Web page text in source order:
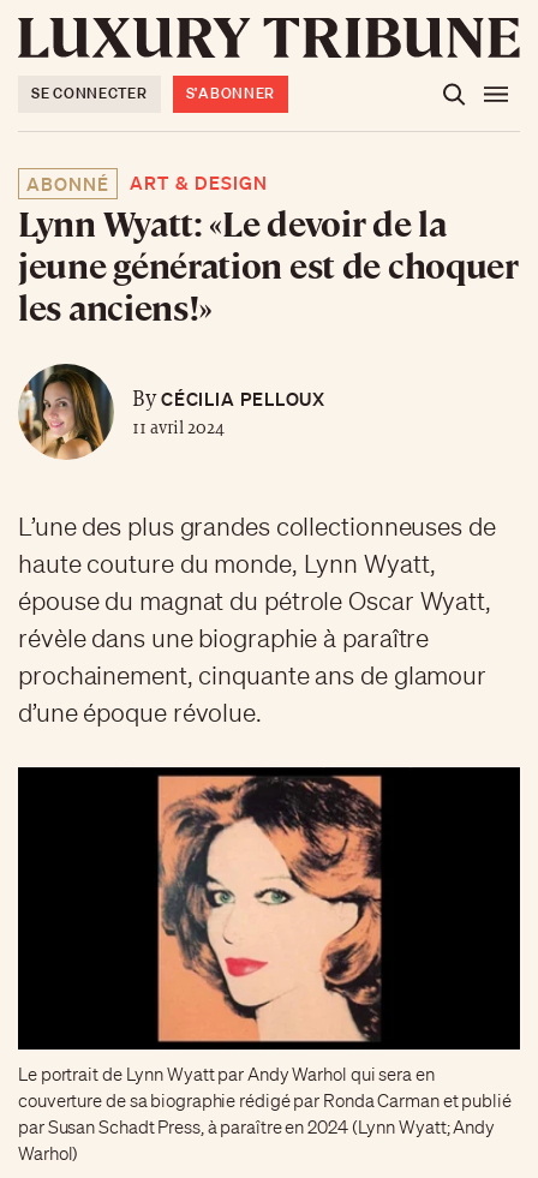
SE CONNECTER S'ABONNER
ABONNÉ ART & DESIGN
Lynn Wyatt: «Le devoir de la
jeune génération est de choquer
les anciens!»
ByCÉCILIA PELLOUX
11 avril 2024
L’une des plus grandes collectionneuses de
haute couture du monde, Lynn Wyatt,
épouse du magnat du pétrole Oscar Wyatt,
révèle dans une biographie à paraître
prochainement, cinquante ans de glamour
d’une époque révolue.
Le portrait de Lynn Wyatt par Andy Warhol qui sera en
couverture de sa biographie rédigé par Ronda Carman et publié
par Susan Schadt Press, à paraître en 2024 (Lynn Wyatt; Andy
Warhol)